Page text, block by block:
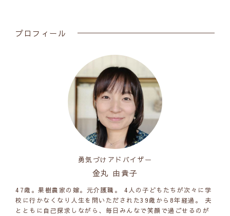
プロフィール
勇気づけアドバイザー
金丸 由貴子
47歳。果樹農家の嫁。元介護職。 4人の子どもたちが次々に学
校に行かなくなり人生を問いただされた39歳から8年経過。 夫
とともに自己探求しながら、毎日みんなで笑顔で過ごせるのが